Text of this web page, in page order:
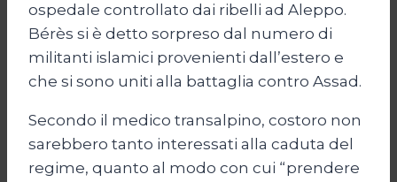
ospedale controllato dai ribelli ad Aleppo.
Bérès si è detto sorpreso dal numero di
militanti islamici provenienti dall’estero e
che si sono uniti alla battaglia contro Assad.
Secondo il medico transalpino, costoro non
sarebbero tanto interessati alla caduta del
regime, quanto al modo con cui “prendere